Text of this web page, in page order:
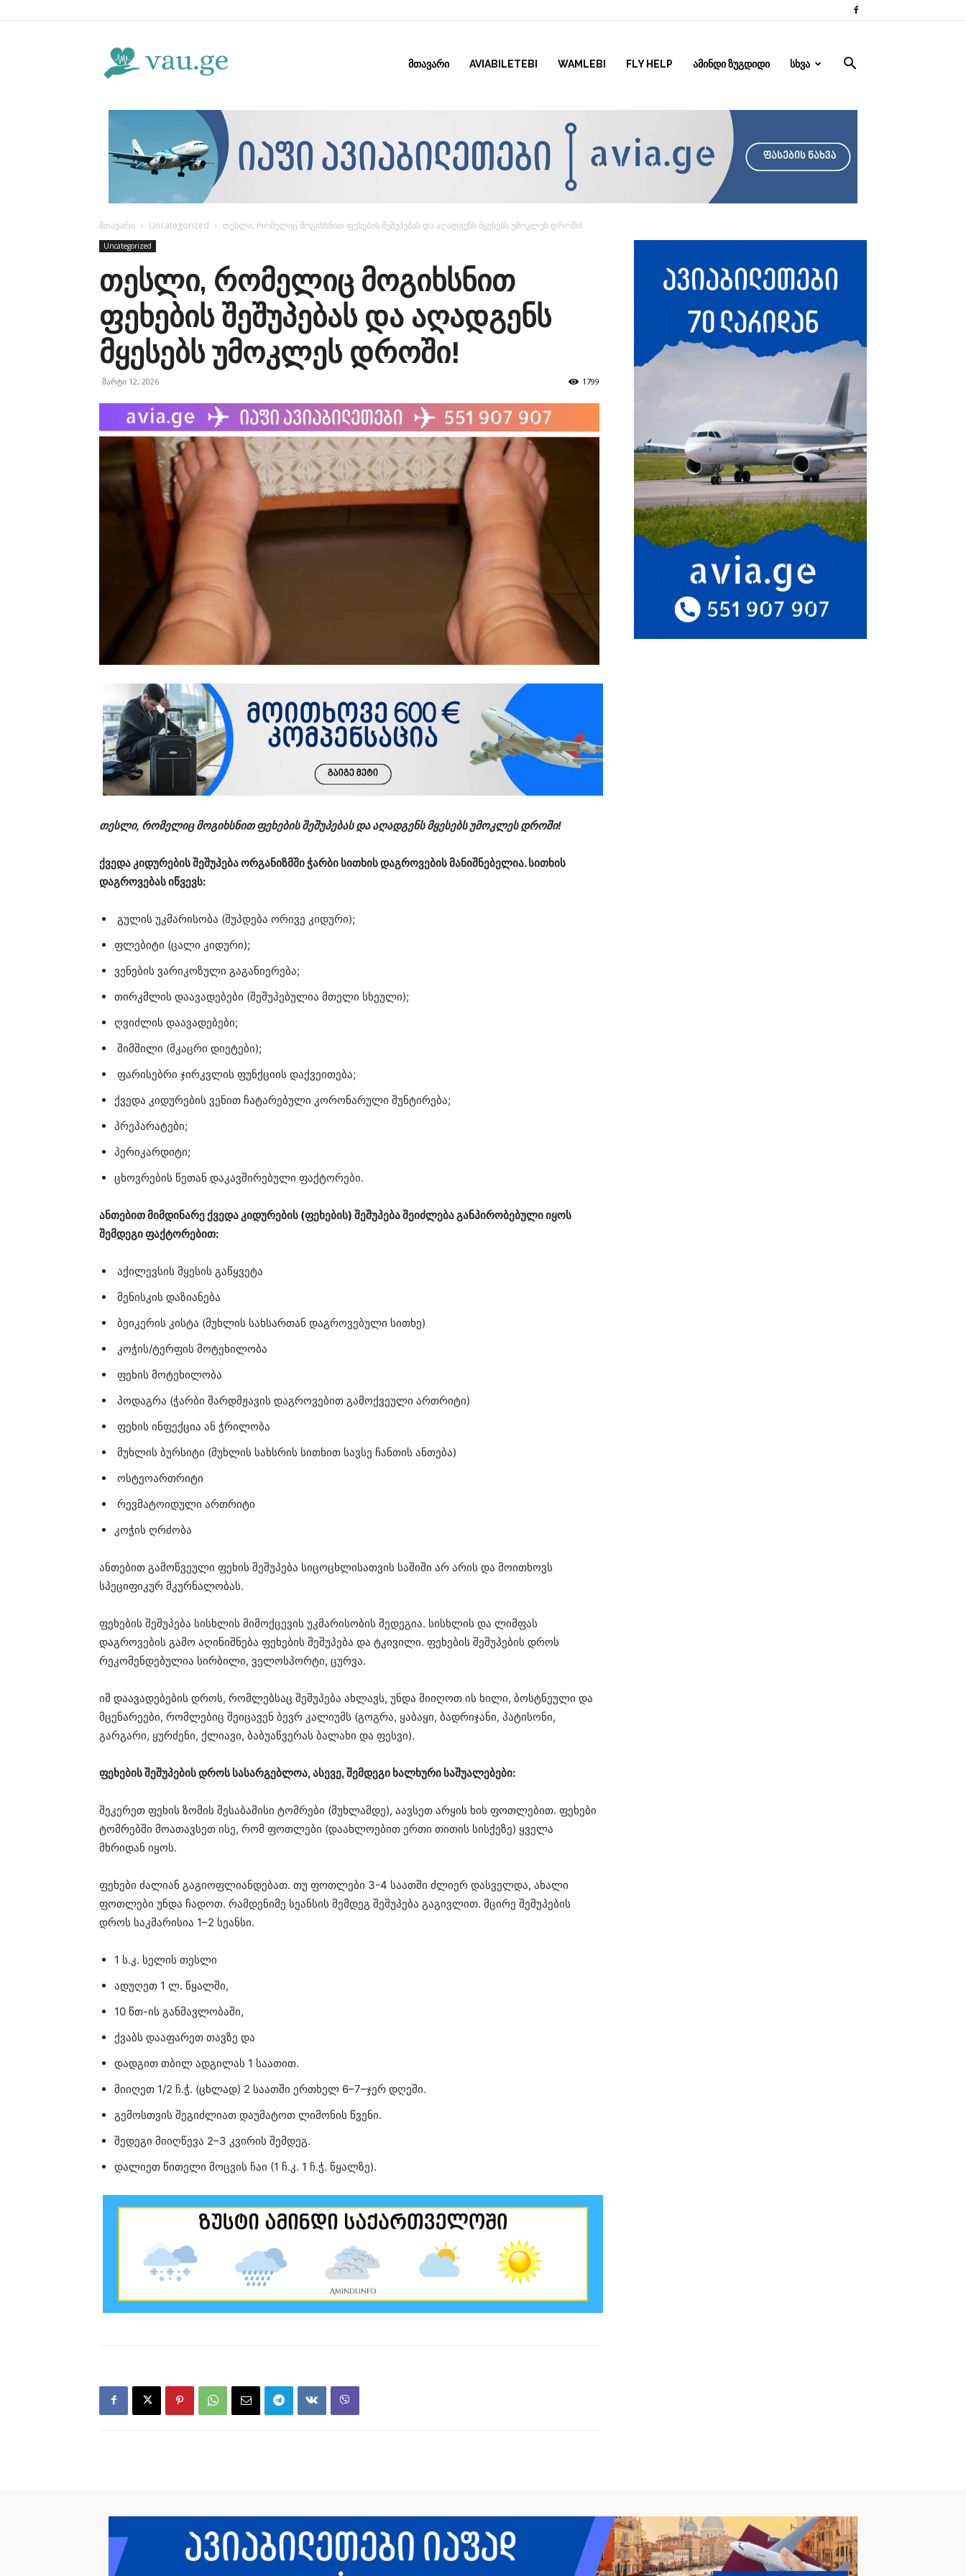
ᲛᲗᲐᲕᲐᲠᲘ AVIABILETEBI WAMLEBI FLY HELP ᲐᲛᲘᲜᲓᲘ ᲖᲣᲒᲓᲘᲓᲘ ᲡᲮᲕᲐ
მთავარი Uncategorized თესლი, რომელიც მოგიხსნით ფეხების შეშუპებას და აღადგენს მყესებს უმოკლეს დროში!
Uncategorized
თესლი, რომელიც მოგიხსნით
ფეხების შეშუპებას და აღადგენს
მყესებს უმოკლეს დროში!
მარტი 12, 2026 1799
თესლი, რომელიც მოგიხსნით ფეხების შეშუპებას და აღადგენს მყესებს უმოკლეს დროში!
ქვედა კიდურების შეშუპება ორგანიზმში ჭარბი სითხის დაგროვების მანიშნებელია. სითხის
დაგროვებას იწვევს:
გულის უკმარისობა (შუპდება ორივე კიდური);
ფლებიტი (ცალი კიდური);
ვენების ვარიკოზული გაგანიერება;
თირკმლის დაავადებები (შეშუპებულია მთელი სხეული);
ღვიძლის დაავადებები;
შიმშილი (მკაცრი დიეტები);
ფარისებრი ჯირკვლის ფუნქციის დაქვეითება;
ქვედა კიდურების ვენით ჩატარებული კორონარული შუნტირება;
პრეპარატები;
პერიკარდიტი;
ცხოვრების წეთან დაკავშირებული ფაქტორები.
ანთებით მიმდინარე ქვედა კიდურების (ფეხების) შეშუპება შეიძლება განპირობებული იყოს
შემდეგი ფაქტორებით:
აქილევსის მყესის გაწყვეტა
მენისკის დაზიანება
ბეიკერის კისტა (მუხლის სახსართან დაგროვებული სითხე)
კოჭის/ტერფის მოტეხილობა
ფეხის მოტეხილობა
პოდაგრა (ჭარბი შარდმჟავის დაგროვებით გამოქვეული ართრიტი)
ფეხის ინფექცია ან ჭრილობა
მუხლის ბურსიტი (მუხლის სახსრის სითხით სავსე ჩანთის ანთება)
ოსტეოართრიტი
რევმატოიდული ართრიტი
კოჭის ღრძობა
ანთებით გამოწვეული ფეხის შეშუპება სიცოცხლისათვის საშიში არ არის და მოითხოვს
სპეციფიკურ მკურნალობას.
ფეხების შეშუპება სისხლის მიმოქცევის უკმარისობის შედეგია. სისხლის და ლიმფას
დაგროვების გამო აღინიშნება ფეხების შეშუპება და ტკივილი. ფეხების შეშუპების დროს
რეკომენდებულია სირბილი, ველოსპორტი, ცურვა.
იმ დაავადებების დროს, რომლებსაც შეშუპება ახლავს, უნდა მიიღოთ ის ხილი, ბოსტნეული და
მცენარეები, რომლებიც შეიცავენ ბევრ კალიუმს (გოგრა, ყაბაყი, ბადრიჯანი, პატისონი,
გარგარი, ყურძენი, ქლიავი, ბაბუაწვერას ბალახი და ფესვი).
ფეხების შეშუპების დროს სასარგებლოა, ასევე, შემდეგი ხალხური საშუალებები:
შეკერეთ ფეხის ზომის შესაბამისი ტომრები (მუხლამდე), აავსეთ არყის ხის ფოთლებით. ფეხები
ტომრებში მოათავსეთ ისე, რომ ფოთლები (დაახლოებით ერთი თითის სისქეზე) ყველა
მხრიდან იყოს.
ფეხები ძალიან გაგიოფლიანდებათ. თუ ფოთლები 3-4 საათში ძლიერ დასველდა, ახალი
ფოთლები უნდა ჩადოთ. რამდენიმე სეანსის შემდეგ შეშუპება გაგივლით. მცირე შეშუპების
დროს საკმარისია 1–2 სეანსი.
1 ს.კ. სელის თესლი
ადუღეთ 1 ლ. წყალში,
10 წთ-ის განმავლობაში,
ქვაბს დააფარეთ თავზე და
დადგით თბილ ადგილას 1 საათით.
მიიღეთ 1/2 ჩ.ჭ. (ცხლად) 2 საათში ერთხელ 6–7–ჯერ დღეში.
გემოსთვის შეგიძლიათ დაუმატოთ ლიმონის წვენი.
შედეგი მიიღწევა 2–3 კვირის შემდეგ.
დალიეთ წითელი მოცვის ჩაი (1 ჩ.კ. 1 ჩ.ჭ. წყალზე).